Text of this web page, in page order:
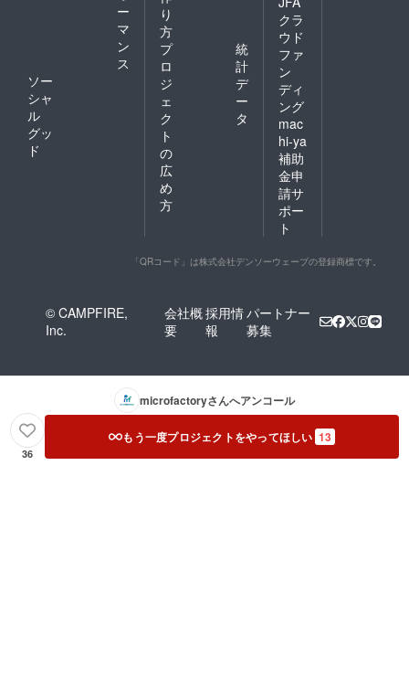
ー
マ
ン
ス
ソー
シャ
ル
グッ
ド
り
方
プ
ロ
ジ
ェ
ク
ト
の
広
め
方
統
計
デ
ー
タ
クラ
ウド
ファ
ン
ディ
ング
mac
hi-ya
補助
金申
請サ
ポー
ト
「QRコード」は株式会社デンソーウェーブの登録商標です。
© CAMPFIRE,
Inc.
会社概
要
採用情
報
パートナー
募集
microfactoryさんへアンコール
36
もう一度プロジェクトをやってほしい 13